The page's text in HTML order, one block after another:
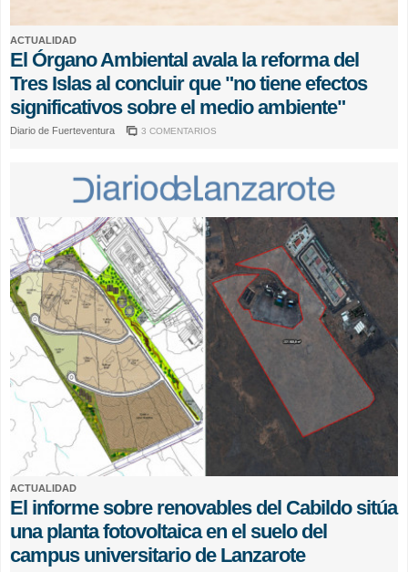
ACTUALIDAD
El Órgano Ambiental avala la reforma del
Tres Islas al concluir que "no tiene efectos
significativos sobre el medio ambiente"
Diario de Fuerteventura 3 COMENTARIOS
ACTUALIDAD
El informe sobre renovables del Cabildo sitúa
una planta fotovoltaica en el suelo del
campus universitario de Lanzarote